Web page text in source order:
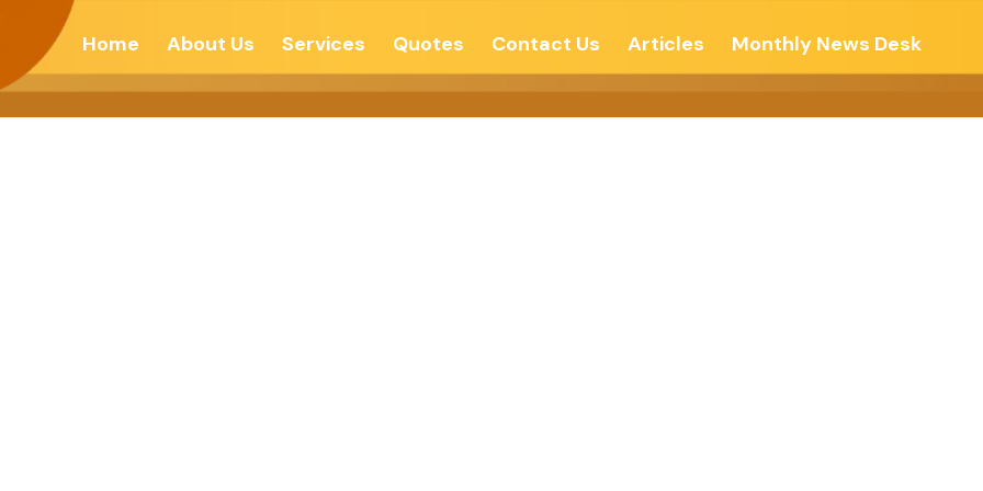
Home About Us Services Quotes Contact Us Articles Monthly News Desk